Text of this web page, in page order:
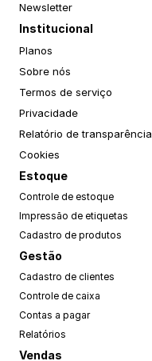
Newsletter
Institucional
Planos
Sobre nós
Termos de serviço
Privacidade
Relatório de transparência
Cookies
Estoque
Controle de estoque
Impressão de etiquetas
Cadastro de produtos
Gestão
Cadastro de clientes
Controle de caixa
Contas a pagar
Relatórios
Vendas